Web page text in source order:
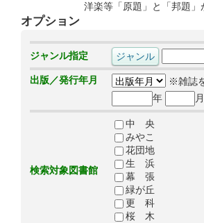
洋楽等「原題」と「邦題
オプション
ジャンル指定
出版／発行年月
※雑誌
年
検索対象図書館
中 央
みやこ
花団地
生 浜
幕 張
緑が丘
更 科
桜 木